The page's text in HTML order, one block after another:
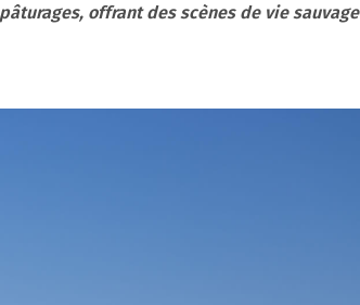
offrant des scènes de vie sauvage